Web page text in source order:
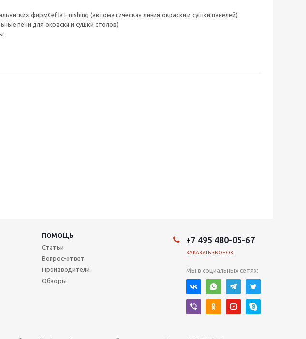
фирмCefla Finishing (автоматическая линия окраски и сушки панелей),
печи для окраски и сушки столов).
ПОМОЩЬ
Статьи
Вопрос-ответ
Производители
Обзоры
+7 495 480-05-67
ЗАКАЗАТЬ ЗВОНОК
Мы в социальных сетях: